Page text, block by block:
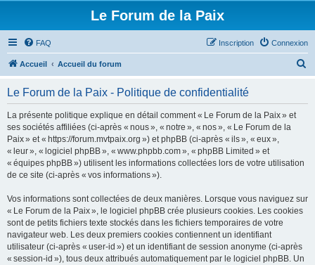
Le Forum de la Paix
FAQ Connexion
Inscription
Accueil Accueil du forum
e
Le Forum de la Paix - Politique de confidentialité
La présente politique explique en détail comment « Le Forum de la Paix » et
ses sociétés affiliées (ci-après « nous », « notre », « nos », « Le Forum de la
Paix » et « https://forum.mvtpaix.org ») et phpBB (ci-après « ils », « eux »,
« leur », « logiciel phpBB », « www.phpbb.com », « phpBB Limited » et
« équipes phpBB ») utilisent les informations collectées lors de votre utilisation
de ce site (ci-après « vos informations »).
Vos informations sont collectées de deux manières. Lorsque vous naviguez sur
« Le Forum de la Paix », le logiciel phpBB crée plusieurs cookies. Les cookies
sont de petits fichiers texte stockés dans les fichiers temporaires de votre
navigateur web. Les deux premiers cookies contiennent un identifiant
utilisateur (ci-après « user-id ») et un identifiant de session anonyme (ci-après
« session-id »), tous deux attribués automatiquement par le logiciel phpBB. Un